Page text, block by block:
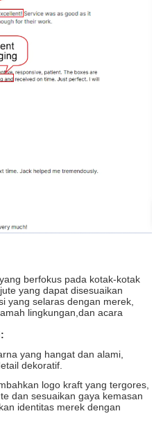
berfokus pada kotak-kotak
yang dapat disesuaikan
yang selaras dengan merek,
lingkungan,dan acara
yang hangat dan alami,
dekoratif.
logo kraft yang tergores,
dan sesuaikan gaya kemasan
identitas merek dengan